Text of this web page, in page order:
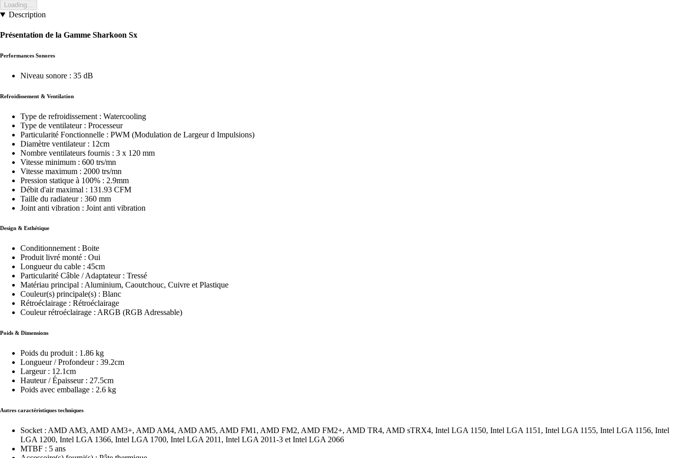
Loading...
Description
Présentation de la Gamme Sharkoon Sx
Performances Sonores
Niveau sonore : 35 dB
Refroidissement & Ventilation
Type de refroidissement : Watercooling
Type de ventilateur : Processeur
Particularité Fonctionnelle : PWM (Modulation de Largeur d Impulsions)
Diamètre ventilateur : 12cm
Nombre ventilateurs fournis : 3 x 120 mm
Vitesse minimum : 600 trs/mn
Vitesse maximum : 2000 trs/mn
Pression statique à 100% : 2.9mm
Débit d'air maximal : 131.93 CFM
Taille du radiateur : 360 mm
Joint anti vibration : Joint anti vibration
Design & Esthétique
Conditionnement : Boite
Produit livré monté : Oui
Longueur du cable : 45cm
Particularité Câble / Adaptateur : Tressé
Matériau principal : Aluminium, Caoutchouc, Cuivre et Plastique
Couleur(s) principale(s) : Blanc
Rétroéclairage : Rétroéclairage
Couleur rétroéclairage : ARGB (RGB Adressable)
Poids & Dimensions
Poids du produit : 1.86 kg
Longueur / Profondeur : 39.2cm
Largeur : 12.1cm
Hauteur / Épaisseur : 27.5cm
Poids avec emballage : 2.6 kg
Autres caractéristiques techniques
Socket : AMD AM3, AMD AM3+, AMD AM4, AMD AM5, AMD FM1, AMD FM2, AMD FM2+, AMD TR4, AMD sTRX4, Intel LGA 1150, Intel LGA 1151, Intel LGA 1155, Intel LGA 1156, Intel
LGA 1200, Intel LGA 1366, Intel LGA 1700, Intel LGA 2011, Intel LGA 2011-3 et Intel LGA 2066
MTBF : 5 ans